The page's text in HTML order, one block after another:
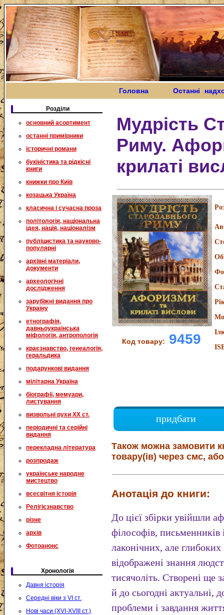
Головна Останні
Розділи
основний асортимент
останні примірники
історичні романи
букіністика та рідкісні
книги
книжки про Київ
козацька Україна
класична і сучасна проза
політологія, національна
ідея, нація, націоналізм
публіцистика та науково-
популярні
архівні матеріали,
документи
археологічні
дослідження
зарубіжні видання про
Україну
етнографія,
давньоукраїнська
міфологія, антропологія
краєзнавство, генеалогія,
геральдика
подарункові видання
мілітарна Україна
біографії, мемуари,
листування
визвольні рухи XX ст.
періодичні та серійні
видання
перекладна література
розпродаж
українське народне
мистецтво
всесвітня історія
Релігієзнавство
різне
архів
Фотоанонс
Хронологія
Давня історія
Середні віки з VI ст.
Нові часи (XVI-XVIII ст.)
Мудрість
Риму.
крилаті
Код товару: 9459
придбати
Також можна замовити
товару(ів) через смс,
Анотація до книги:
До цієї збірки увійшли
філософів, письменників
лаконічних, але
відображені знання
тисячоліть. Створені ще
й до сьогодні актуальні,
проблеми і завдання